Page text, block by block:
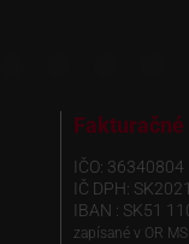
Fakturačné
IČO:
IČ DPH:
IBAN : SK51
zapísané v OR